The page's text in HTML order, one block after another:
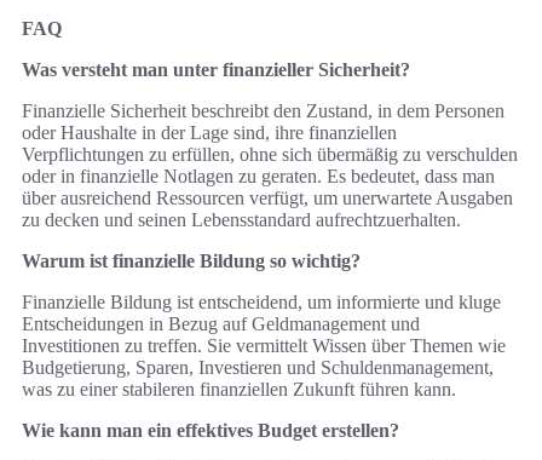
FAQ
Was versteht man unter finanzieller Sicherheit?
Finanzielle Sicherheit beschreibt den Zustand, in dem Personen
oder Haushalte in der Lage sind, ihre finanziellen
Verpflichtungen zu erfüllen, ohne sich übermäßig zu verschulden
oder in finanzielle Notlagen zu geraten. Es bedeutet, dass man
über ausreichend Ressourcen verfügt, um unerwartete Ausgaben
zu decken und seinen Lebensstandard aufrechtzuerhalten.
Warum ist finanzielle Bildung so wichtig?
Finanzielle Bildung ist entscheidend, um informierte und kluge
Entscheidungen in Bezug auf Geldmanagement und
Investitionen zu treffen. Sie vermittelt Wissen über Themen wie
Budgetierung, Sparen, Investieren und Schuldenmanagement,
was zu einer stabileren finanziellen Zukunft führen kann.
Wie kann man ein effektives Budget erstellen?